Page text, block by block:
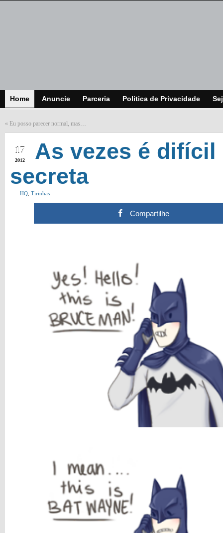
Home Anuncie Parceria Politica de Privacidade
« Eu posso parecer normal, mas…
17
2012
As vezes é difícil
secreta
HQ Tirinhas
Compartilhe